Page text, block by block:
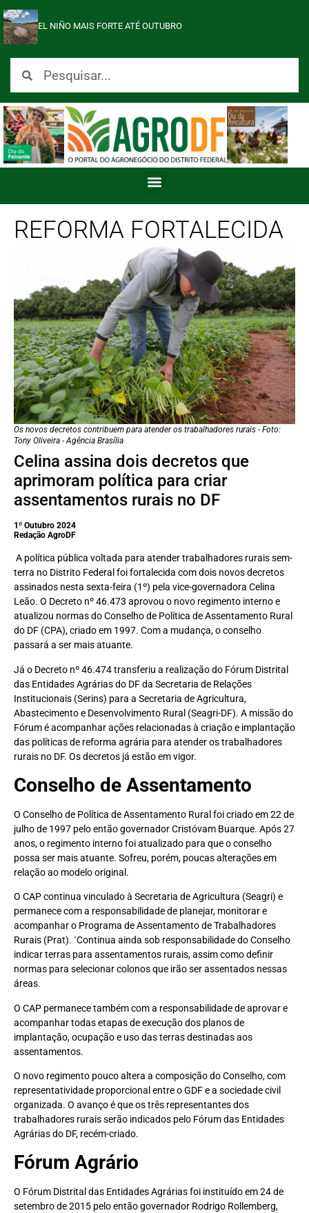
EL NIÑO MAIS FORTE ATÉ OUTUBRO
REFORMA FORTALECIDA
Os novos decretos contribuem para atender os trabalhadores rurais - Foto:
Tony Oliveira - Agência Brasília
Celina assina dois decretos que
aprimoram política para criar
assentamentos rurais no DF
1º Outubro 2024
Redação AgroDF
A política pública voltada para atender trabalhadores rurais sem-
terra no Distrito Federal foi fortalecida com dois novos decretos
assinados nesta sexta-feira (1º) pela vice-governadora Celina
Leão. O Decreto nº 46.473 aprovou o novo regimento interno e
atualizou normas do Conselho de Política de Assentamento Rural
do DF (CPA), criado em 1997. Com a mudança, o conselho
passará a ser mais atuante.
Já o Decreto nº 46.474 transferiu a realização do Fórum Distrital
das Entidades Agrárias do DF da Secretaria de Relações
Institucionais (Serins) para a Secretaria de Agricultura,
Abastecimento e Desenvolvimento Rural (Seagri-DF). A missão do
Fórum é acompanhar ações relacionadas à criação e implantação
das políticas de reforma agrária para atender os trabalhadores
rurais no DF. Os decretos já estão em vigor.
Conselho de Assentamento
O Conselho de Política de Assentamento Rural foi criado em 22 de
julho de 1997 pelo então governador Cristóvam Buarque. Após 27
anos, o regimento interno foi atualizado para que o conselho
possa ser mais atuante. Sofreu, porém, poucas alterações em
relação ao modelo original.
O CAP continua vinculado à Secretaria de Agricultura (Seagri) e
permanece com a responsabilidade de planejar, monitorar e
acompanhar o Programa de Assentamento de Trabalhadores
Rurais (Prat). ´Continua ainda sob responsabilidade do Conselho
indicar terras para assentamentos rurais, assim como definir
normas para selecionar colonos que irão ser assentados nessas
áreas.
O CAP permanece também com a responsabilidade de aprovar e
acompanhar todas etapas de execução dos planos de
implantação, ocupação e uso das terras destinadas aos
assentamentos.
O novo regimento pouco altera a composição do Conselho, com
representatividade proporcional entre o GDF e a sociedade civil
organizada. O avanço é que os três representantes dos
trabalhadores rurais serão indicados pelo Fórum das Entidades
Agrárias do DF, recém-criado.
Fórum Agrário
O Fórum Distrital das Entidades Agrárias foi instituído em 24 de
setembro de 2015 pelo então governador Rodrigo Rollemberg,